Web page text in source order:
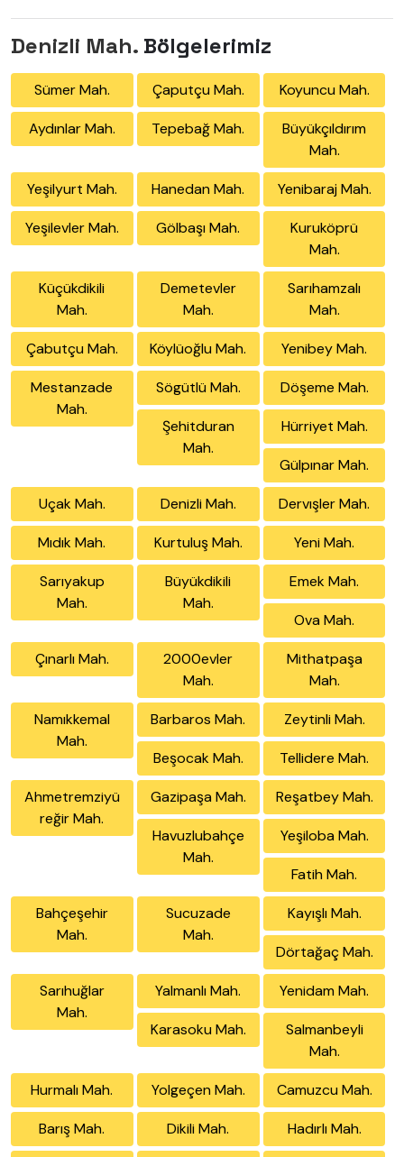
Denizli Mah. Bölgelerimiz
Sümer Mah. Çaputçu Mah. Koyuncu Mah.
Aydınlar Mah. Tepebağ Mah.
Büyükçıldırım
Mah.
Yeşilyurt Mah. Hanedan Mah. Yenibaraj Mah.
Yeşilevler Mah. Gölbaşı Mah.
Kuruköprü
Mah.
Küçükdikili
Mah.
Demetevler
Mah.
Sarıhamzalı
Mah.
Çabutçu Mah. Köylüoğlu Mah. Yenibey Mah.
Mestanzade
Mah.
Sögütlü Mah. Döşeme Mah.
Şehitduran
Mah.
Hürriyet Mah.
Gülpınar Mah.
Uçak Mah. Denizli Mah. Dervışler Mah.
Mıdık Mah. Kurtuluş Mah. Yeni Mah.
Sarıyakup
Mah.
Büyükdikili
Mah.
Emek Mah.
Ova Mah.
Çınarlı Mah.
2000evler
Mah.
Mithatpaşa
Mah.
Namıkkemal
Mah.
Barbaros Mah. Zeytinli Mah.
Beşocak Mah. Tellidere Mah.
Ahmetremziyü
reğir Mah.
Gazipaşa Mah. Reşatbey Mah.
Havuzlubahçe
Mah.
Yeşiloba Mah.
Fatih Mah.
Bahçeşehir
Mah.
Sucuzade
Mah.
Kayışlı Mah.
Dörtağaç Mah.
Sarıhuğlar
Mah.
Yalmanlı Mah. Yenidam Mah.
Karasoku Mah.
Salmanbeyli
Mah.
Hurmalı Mah. Yolgeçen Mah. Camuzcu Mah.
Barış Mah. Dikili Mah. Hadırlı Mah.